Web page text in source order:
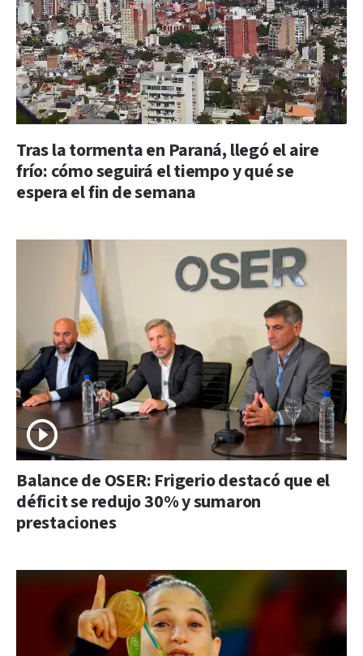
Tras la tormenta en Paraná, llegó el aire
frío: cómo seguirá el tiempo y qué se
espera el fin de semana
Balance de OSER: Frigerio destacó que el
déficit se redujo 30% y sumaron
prestaciones